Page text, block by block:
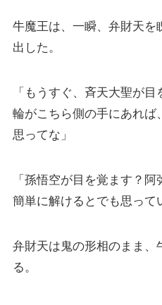
牛魔王は、一瞬、弁財天を
出した。
「もうすぐ、斉天大聖が
輪がこちら側の手にあれば
思ってな」
「孫悟空が目を覚ます？
簡単に解けるとでも思って
弁財天は鬼の形相のまま、
る。